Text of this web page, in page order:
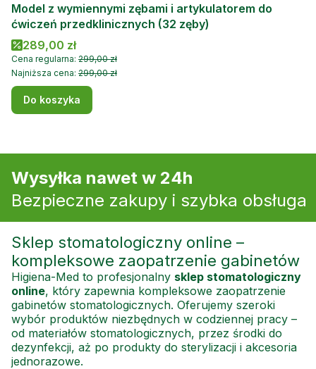
Model z wymiennymi zębami i artykulatorem do
ćwiczeń przedklinicznych (32 zęby)
Cena promocyjna
289,00 zł
Cena regularna: 299,00 zł
Najniższa cena: 299,00 zł
Do koszyka
Wysyłka nawet w 24h
Bezpieczne zakupy i szybka obsługa
Sklep stomatologiczny online –
kompleksowe zaopatrzenie gabinetów
Higiena-Med to profesjonalny sklep stomatologiczny
online, który zapewnia kompleksowe zaopatrzenie
gabinetów stomatologicznych. Oferujemy szeroki
wybór produktów niezbędnych w codziennej pracy –
od materiałów stomatologicznych, przez środki do
dezynfekcji, aż po produkty do sterylizacji i akcesoria
jednorazowe.